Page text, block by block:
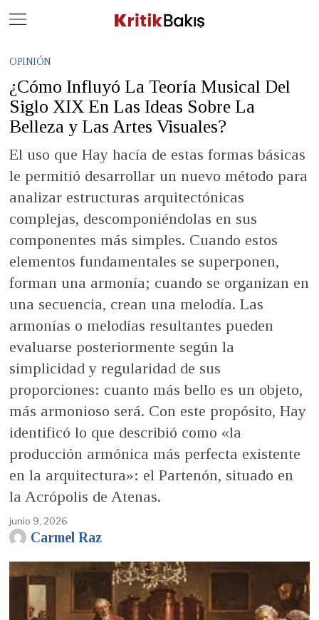
OPINIÓN
¿Cómo Influyó La Teoría Musical Del
Siglo XIX En Las Ideas Sobre La
Belleza y Las Artes Visuales?
El uso que Hay hacía de estas formas básicas
le permitió desarrollar un nuevo método para
analizar estructuras arquitectónicas
complejas, descomponiéndolas en sus
componentes más simples. Cuando estos
elementos fundamentales se superponen,
forman una armonía; cuando se organizan en
una secuencia, crean una melodía. Las
armonías o melodías resultantes pueden
evaluarse posteriormente según la
simplicidad y regularidad de sus
proporciones: cuanto más bello es un objeto,
más armonioso será. Con este propósito, Hay
identificó lo que describió como «la
producción armónica más perfecta existente
en la arquitectura»: el Partenón, situado en
la Acrópolis de Atenas.
junio 9, 2026
Carmel Raz